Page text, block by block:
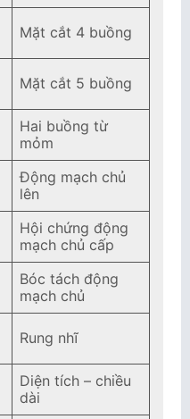
Mặt cắt 4 buồng
Mặt cắt 5 buồng
Hai buồng từ
mỏm
Động mạch chủ
lên
Hội chứng động
mạch chủ cấp
Bóc tách động
mạch chủ
Rung nhĩ
Diện tích – chiều
dài